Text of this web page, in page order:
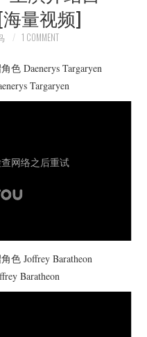
量视频]
1 COMMENT
Targaryen
Baratheon